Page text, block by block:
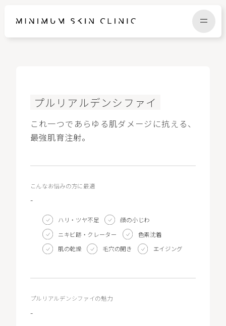
プルリアルデンシファイ
これ一つであらゆる肌ダメージに抗える、
最強肌育注射。
こんなお悩みの方に最適
-
ハリ・ツヤ不足
顔の小じわ
ニキビ跡・クレーター
色素沈着
肌の乾燥
毛穴の開き エイジング
プルリアルデンシファイの魅力
-
NEWS
CAMPAIGN
MENU / PRICE
LOCATION
COLUMN